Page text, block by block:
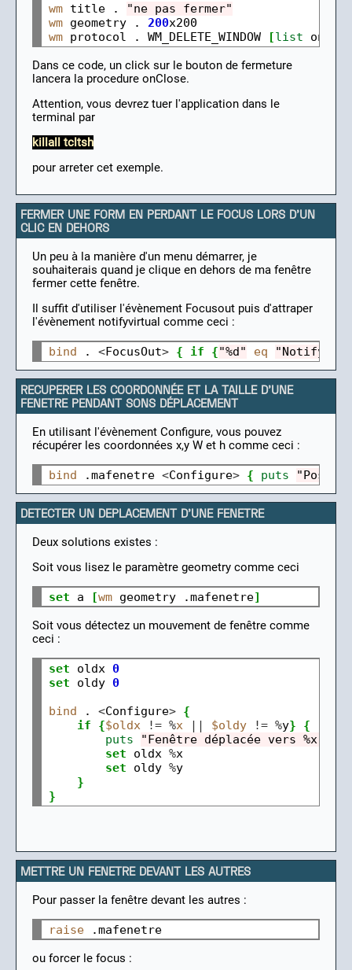
wm title .
"ne pas fermer"
wm geometry . 200
wm protocol . WM_DELETE_WINDOW [list
Dans ce code, un click sur le bouton de fermeture
lancera la procedure onClose.
Attention, vous devrez tuer l'application dans le
terminal par
killall tcltsh
pour arreter cet exemple.
FERMER UNE FORM EN PERDANT LE FOCUS LORS D'UN
CLIC EN DEHORS
Un peu à la manière d'un menu démarrer, je
souhaiterais quand je clique en dehors de ma fenêtre
fermer cette fenêtre.
Il suffit d'utiliser l'évènement Focusout puis d'attraper
l'évènement notifyvirtual comme ceci :
bind . <FocusOut> { if {"%d" eq
RECUPERER LES COORDONNÉE ET LA TAILLE D'UNE
FENETRE PENDANT SONS DÉPLACEMENT
En utilisant l'évènement Configure, vous pouvez
récupérer les coordonnées x,y W et h comme ceci :
bind .mafenetre <Configure> { puts
DETECTER UN DEPLACEMENT D'UNE FENETRE
Deux solutions existes :
Soit vous lisez le paramètre geometry comme ceci
set a [wm geometry .mafenetre]
Soit vous détectez un mouvement de fenêtre comme
ceci :
set oldx
0
set
oldy 0
bind
. <Configure> {
if
{$oldx != %x || $oldy != %y}
{
puts
"Fenêtre déplacée vers %x %y"
set
oldx %
set
oldy %
}
}
METTRE UN FENETRE DEVANT LES AUTRES
Pour passer la fenêtre devant les autres :
raise
ou forcer le focus :